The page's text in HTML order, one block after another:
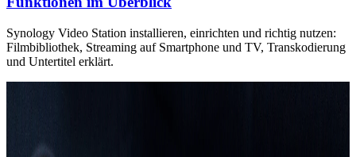
Synology Video Station installieren, einrichten und richtig nutzen:
Filmbibliothek, Streaming auf Smartphone und TV, Transkodierung
und Untertitel erklärt.